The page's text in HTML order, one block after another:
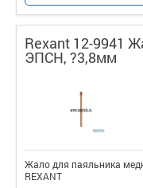
Rexant 12-9941
ЭПСН, ?3,8мм
Жало для паяльника
REXANT